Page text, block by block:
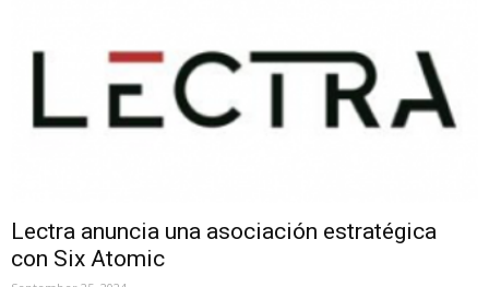
Lectra anuncia una asociación estratégica
con Six Atomic